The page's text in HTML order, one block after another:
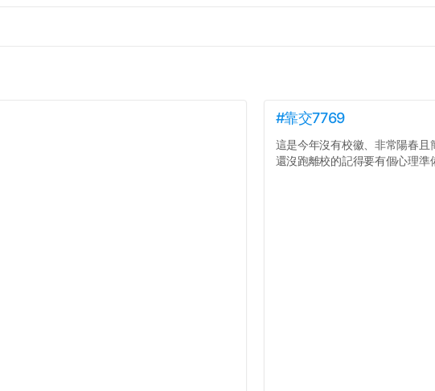
#靠交7769
這是今年沒有校徽、非常陽春且
還沒跑離校的記得要有個心理準